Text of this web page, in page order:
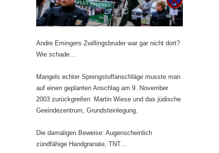
Andre Emingers Zwillingsbruder war gar nicht dort?
Wie schade…
Mangels echter Sprengstoffanschläge musste man
auf einen geplanten Anschlag am 9. November
2003 zurückgreifen: Martin Wiese und das jüdische
Geeindezentrum, Grundsteinlegung.
Die damaligen Beweise: Augenscheinlich
zündfähige Handgranate, TNT…